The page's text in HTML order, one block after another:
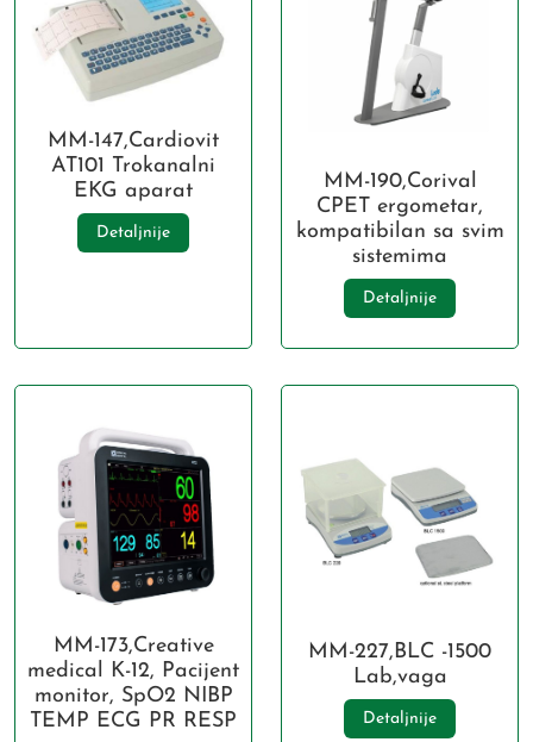
MM-147,Cardiovit
AT101 Trokanalni
EKG aparat
Detaljnije
MM-190,Corival
CPET ergometar,
kompatibilan sa svim
sistemima
Detaljnije
MM-173,Creative
medical K-12, Pacijent
monitor, SpO2 NIBP
TEMP ECG PR RESP
MM-227,BLC -1500
Lab,vaga
Detaljnije